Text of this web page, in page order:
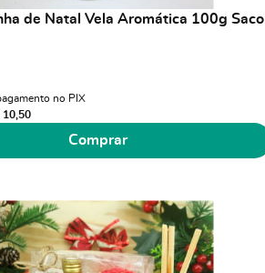
de Natal Vela Aromática 100g Saco
no PIX
10,50
Comprar